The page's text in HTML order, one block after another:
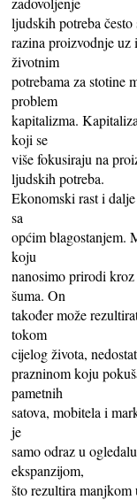
ljudskih potreba
razina proizvodnje uz
životnim
potrebama za stotine
problem
kapitalizma.
koji se
više fokusiraju na
ljudskih potreba.
Ekonomski rast i
sa
općim blagostanjem.
koju
nanosimo prirodi
šuma. On
također može
tokom
cijelog života,
prazninom koju
pametnih
satova, mobitela i
je
samo odraz u
ekspanzijom,
što rezultira manjkom